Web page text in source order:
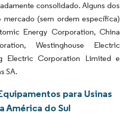
consolidado. Alguns dos
(sem ordem específica)
Energy Corporation, China
Westinghouse Electric
Electric Corporation Limited e
SA.
para Usinas
América do Sul